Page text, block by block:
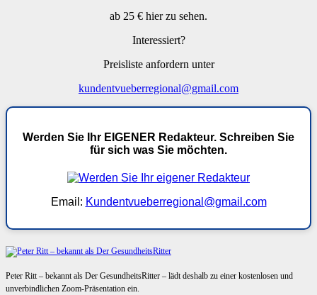
ab 25 € hier zu sehen.
Interessiert?
Preisliste anfordern unter
kundentvueberregional@gmail.com
Werden Sie Ihr EIGENER Redakteur. Schreiben Sie
für sich was Sie möchten.
Email: Kundentvueberregional@gmail.com
Peter Ritt – bekannt als Der GesundheitsRitter – lädt deshalb zu einer kostenlosen und
unverbindlichen Zoom-Präsentation ein.